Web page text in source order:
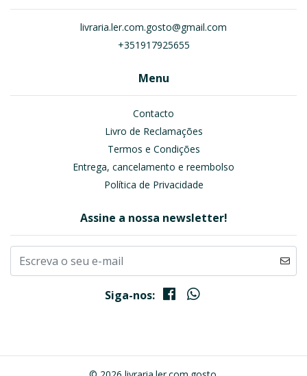
livraria.ler.com.gosto@gmail.com
+351917925655
Menu
Contacto
Livro de Reclamações
Termos e Condições
Entrega, cancelamento e reembolso
Política de Privacidade
Assine a nossa newsletter!
Siga-nos: